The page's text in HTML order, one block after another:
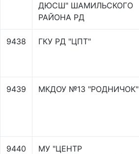
ДЮСШ" ШАМИЛЬСКОГО
РАЙОНА РД
9438 ГКУ РД "ЦПТ"
9439 МКДОУ №13 "РОДНИЧОК"
9440
МУ "ЦЕНТР